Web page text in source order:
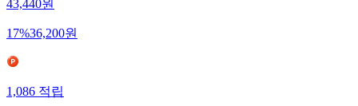
43,440원
17%36,200원
1,086적립